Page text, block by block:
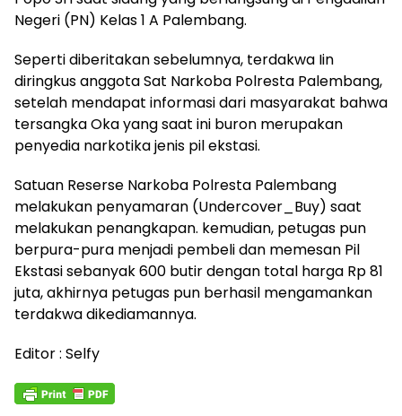
Negeri (PN) Kelas 1 A Palembang.
Seperti diberitakan sebelumnya, terdakwa Iin
diringkus anggota Sat Narkoba Polresta Palembang,
setelah mendapat informasi dari masyarakat bahwa
tersangka Oka yang saat ini buron merupakan
penyedia narkotika jenis pil ekstasi.
Satuan Reserse Narkoba Polresta Palembang
melakukan penyamaran (Undercover_Buy) saat
melakukan penangkapan. kemudian, petugas pun
berpura-pura menjadi pembeli dan memesan Pil
Ekstasi sebanyak 600 butir dengan total harga Rp 81
juta, akhirnya petugas pun berhasil mengamankan
terdakwa dikediamannya.
Editor : Selfy